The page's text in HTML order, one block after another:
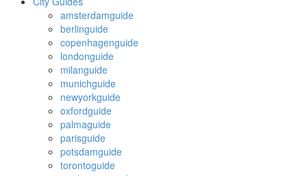
amsterdamguide
berlinguide
copenhagenguide
londonguide
milanguide
munichguide
newyorkguide
oxfordguide
palmaguide
parisguide
potsdamguide
torontoguide